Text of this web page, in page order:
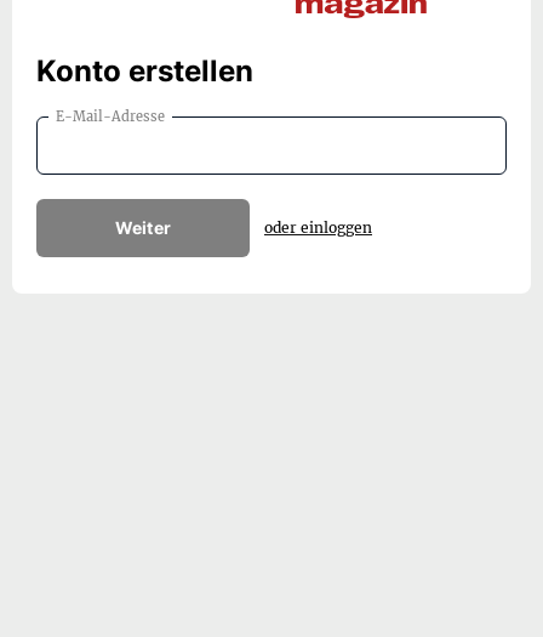
Konto erstellen
E-Mail-Adresse
Weiter oder einloggen